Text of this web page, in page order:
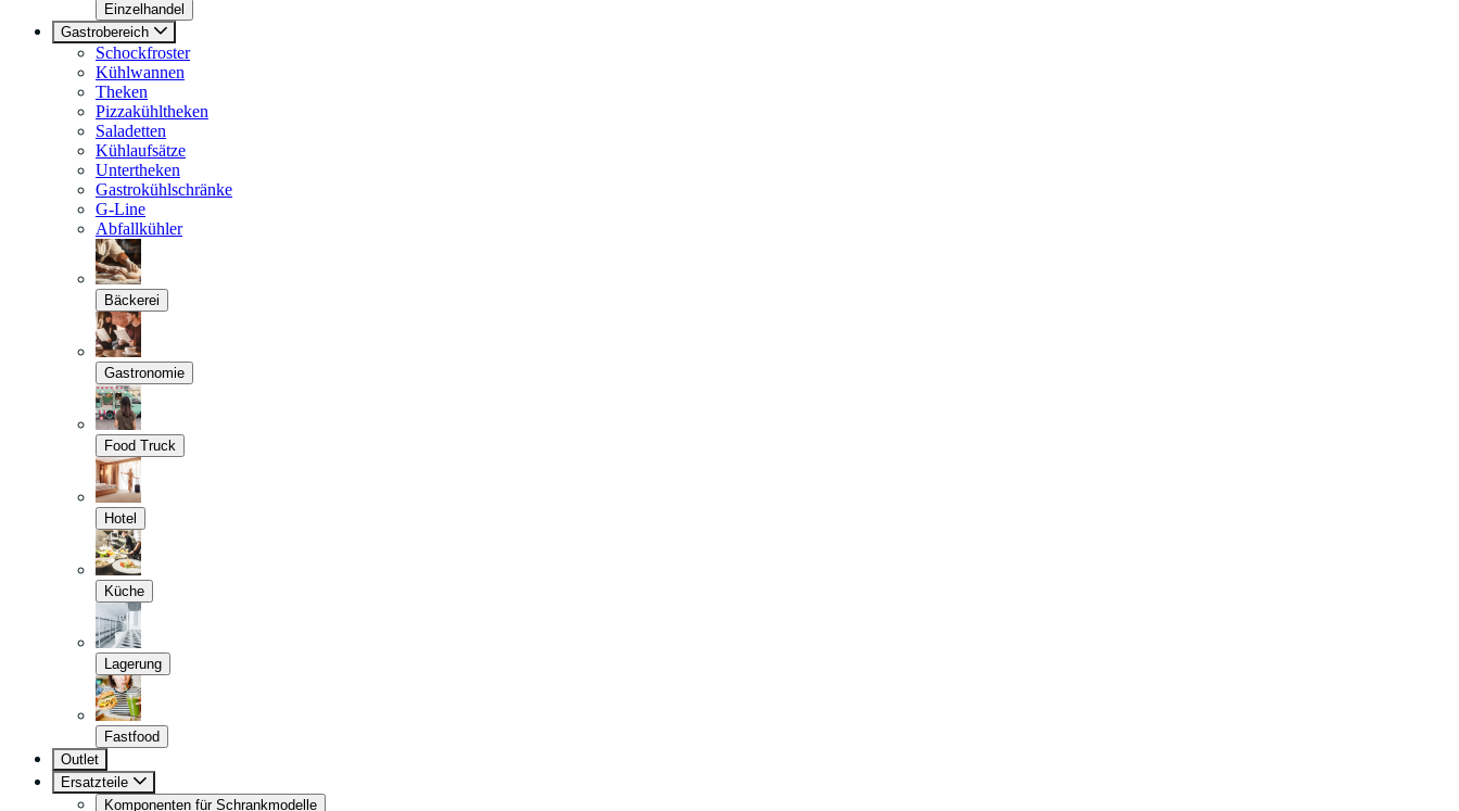
Einzelhandel
Gastrobereich
Schockfroster
Kühlwannen
Theken
Pizzakühltheken
Saladetten
Kühlaufsätze
Untertheken
Gastrokühlschränke
G-Line
Abfallkühler
Bäckerei
Gastronomie
Food Truck
Hotel
Küche
Lagerung
Fastfood
Outlet
Ersatzteile
Komponenten für Schrankmodelle